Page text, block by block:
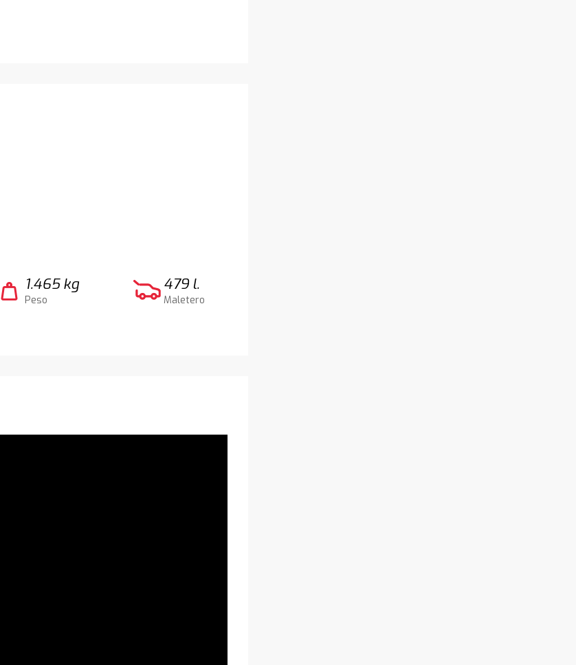
weight 1.465 kg
Peso
479 l.
Maletero